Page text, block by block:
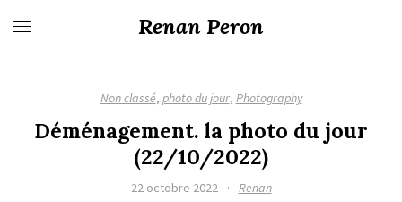
Renan Peron
Non classé, photo du jour, Photography
Déménagement. la photo du jour
(22/10/2022)
22 octobre 2022 · Renan